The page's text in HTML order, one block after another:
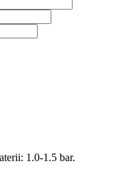
1.0-1.5 bar.